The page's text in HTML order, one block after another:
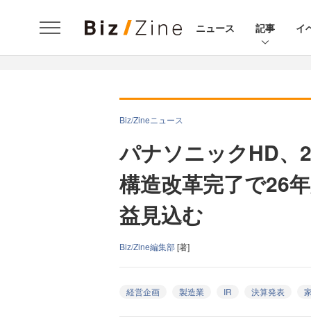
ニュース 記事 イ
Biz/Zineニュース
パナソニックHD
構造改革完了で26
益見込む
Biz/Zine編集部[著]
経営企画 製造業 IR 決算発表